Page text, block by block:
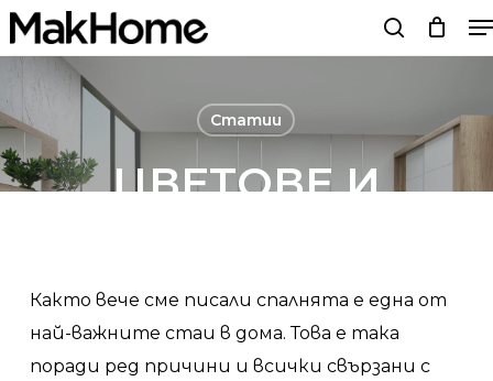
Skip
to
main
content
Статии
ЦВЕТОВЕ И
СПАЛНЯТА. ЧАСТ
ПЪРВА
Както вече сме писали спалнята е една от
най-важните стаи в дома. Това е така
поради ред причини и всички свързани с